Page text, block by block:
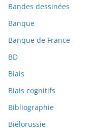
Bandes dessinées
Banque
Banque de France
BD
Biais
Biais cognitifs
Bibliographie
Biélorussie